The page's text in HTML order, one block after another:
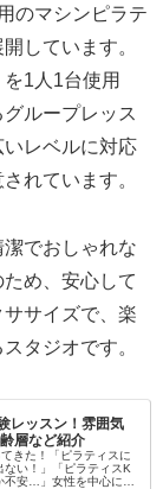
のマシンピラテ
しています。
1人1台使用
ループレッス
レベルに対応
れています。
でおしゃれな
め、安心して
サイズで、楽
タジオです。
レッスン！雰囲気
層など紹介
きた！「ピラティスに
い！」「ピラティスK
安…」女性を中心に大